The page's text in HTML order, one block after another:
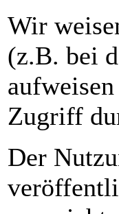
Wir
(z.B. bei
Zugriff
Der